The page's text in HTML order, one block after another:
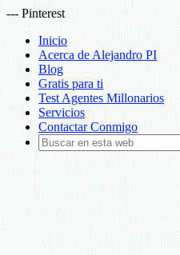
--- Pinterest
Inicio
Acerca de Alejandro PI
Blog
Gratis para ti
Test Agentes Millonarios
Servicios
Contactar Conmigo